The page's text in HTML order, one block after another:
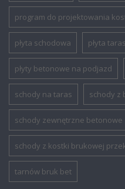
program do projektowania
płyta schodowa płyta
płyty betonowe na podjazd
schody na taras schody z
schody zewnętrzne betonowe
schody z kostki brukowej
tarnów bruk bet